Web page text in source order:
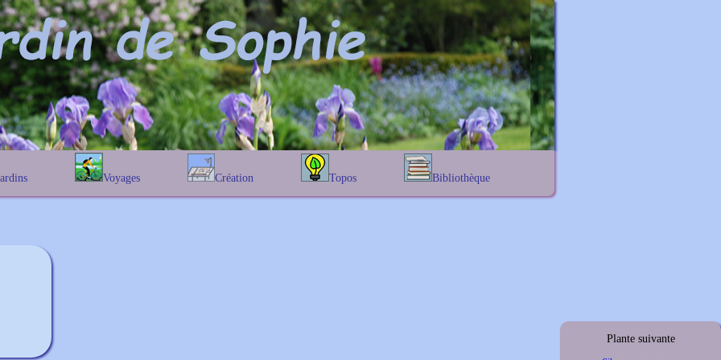
Voyages
En Belgique
Création
Prairies fleuries
Topos
Les chênes
Bibliothèque
Lexique noms propres
Plante suivante